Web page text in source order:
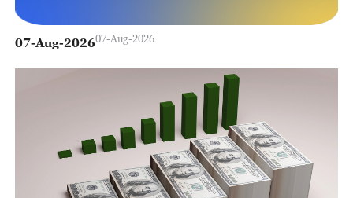
07-Aug-202607-Aug-2026